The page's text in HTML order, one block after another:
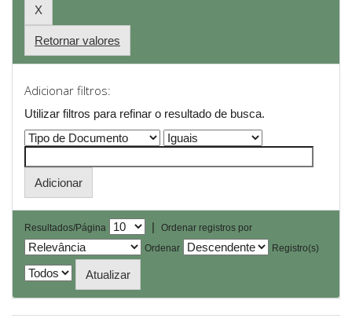
Retornar valores
Adicionar filtros:
Utilizar filtros para refinar o resultado de busca.
Resultados/Página |
Ordenar registros por
Ordenar
Registro(s)